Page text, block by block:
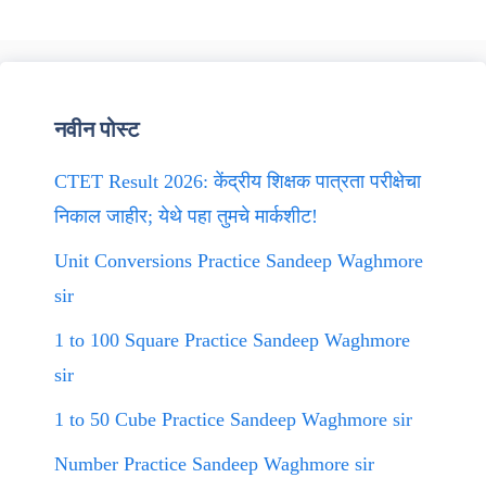
नवीन पोस्ट
CTET Result 2026: केंद्रीय शिक्षक पात्रता परीक्षेचा
निकाल जाहीर; येथे पहा तुमचे मार्कशीट!
Unit Conversions Practice Sandeep Waghmore
sir
1 to 100 Square Practice Sandeep Waghmore
sir
1 to 50 Cube Practice Sandeep Waghmore sir
Number Practice Sandeep Waghmore sir